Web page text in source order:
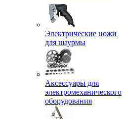
Электрические ножи
для шаурмы
Аксессуары для
электромеханического
оборудования